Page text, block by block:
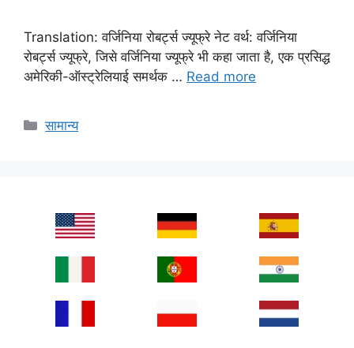
Translation: वर्जिनिया रोबर्ट्स ज्यूफ्रे नेट वर्थ: वर्जिनिया
रोबर्ट्स ज्यूफ्रे, जिसे वर्जिनिया ज्यूफ्रे भी कहा जाता है, एक प्रसिद्ध
अमेरिकी-ऑस्ट्रेलियाई समर्थक … Read more
Categories
सामान्य